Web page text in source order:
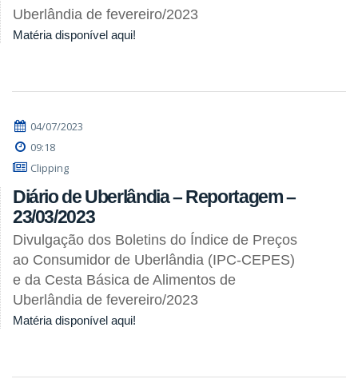
Uberlândia de fevereiro/2023
Matéria disponível aqui!
04/07/2023
09:18
Clipping
Diário de Uberlândia – Reportagem –
23/03/2023
Divulgação dos Boletins do Índice de Preços
ao Consumidor de Uberlândia (IPC-CEPES)
e da Cesta Básica de Alimentos de
Uberlândia de fevereiro/2023
Matéria disponível aqui!